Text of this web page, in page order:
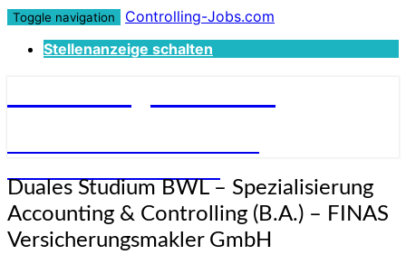
Toggle navigation
Controlling-Jobs.com
Stellenanzeige schalten
Duales
Studium
BWL
–
Duales Studium BWL – Spezialisierung
Accounting & Controlling (B.A.) – FINAS
Versicherungsmakler GmbH